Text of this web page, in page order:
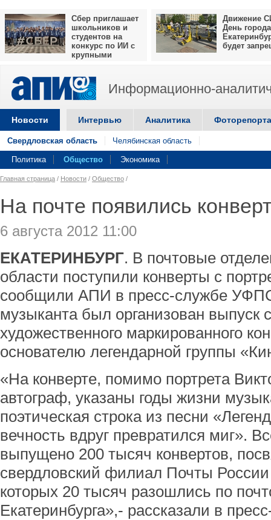
Сбер приглашает
школьников и
студентов на
конкурс по ИИ с
крупными
Движение
День города
будет
Информационно-
Новости Интервью Аналитика
Свердловская область Челябинская область
Политика Общество Экономика
Главная страница / Новости / Общество /
На почте появились
6 августа 2012 11:00
ЕКАТЕРИНБУРГ. В почтовые
области поступили конверты с
сообщили АПИ в пресс-службе
музыканта был организован выпуск
художественного маркированного
основателю легендарной группы
«На конверте, помимо портрета
автограф, указаны годы жизни
поэтическая строка из песни
вечность вдруг превратился миг».
выпущено 200 тысяч конвертов,
свердловский филиал Почты
которых 20 тысяч разошлись по
Екатеринбурга»,- рассказали в